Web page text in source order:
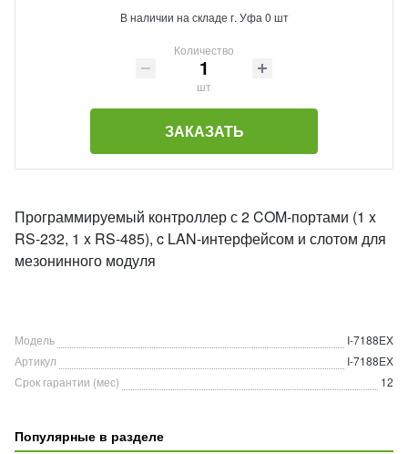
В наличии на складе г. Уфа 0 шт
Количество
шт
ЗАКАЗАТЬ
Программируемый контроллер с 2 COM-портами (1 x
RS-232, 1 x RS-485), c LAN-интерфейсом и слотом для
мезонинного модуля
Модель
I-7188EX
Артикул
I-7188EX
Срок гарантии (мес)
12
Популярные в разделе